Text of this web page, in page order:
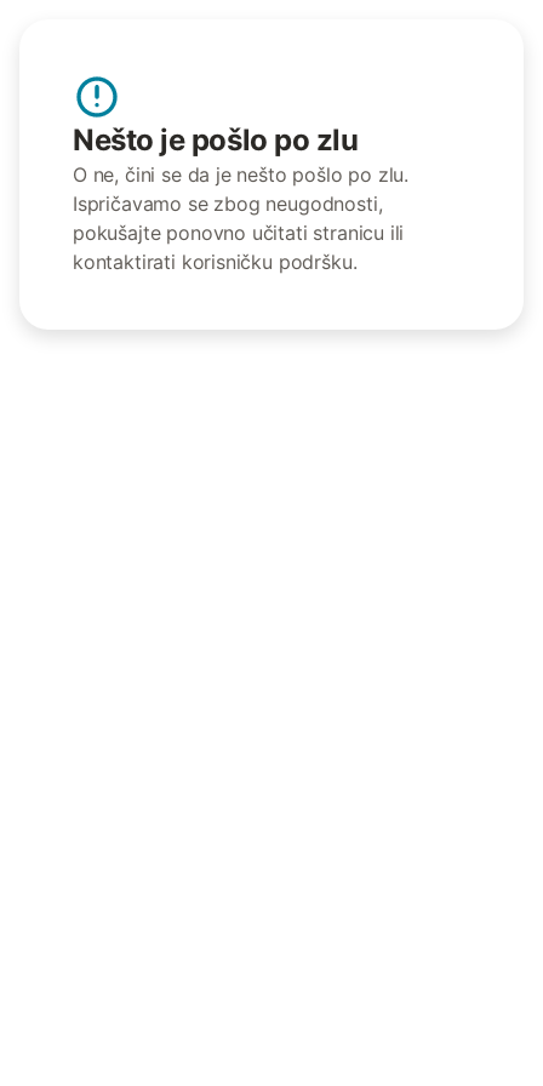
Nešto je pošlo po zlu
O ne, čini se da je nešto pošlo po zlu.
Ispričavamo se zbog neugodnosti,
pokušajte ponovno učitati stranicu ili
kontaktirati korisničku podršku.